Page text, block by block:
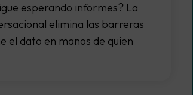
esperando informes? La
elimina las barreras
el dato en manos de quien